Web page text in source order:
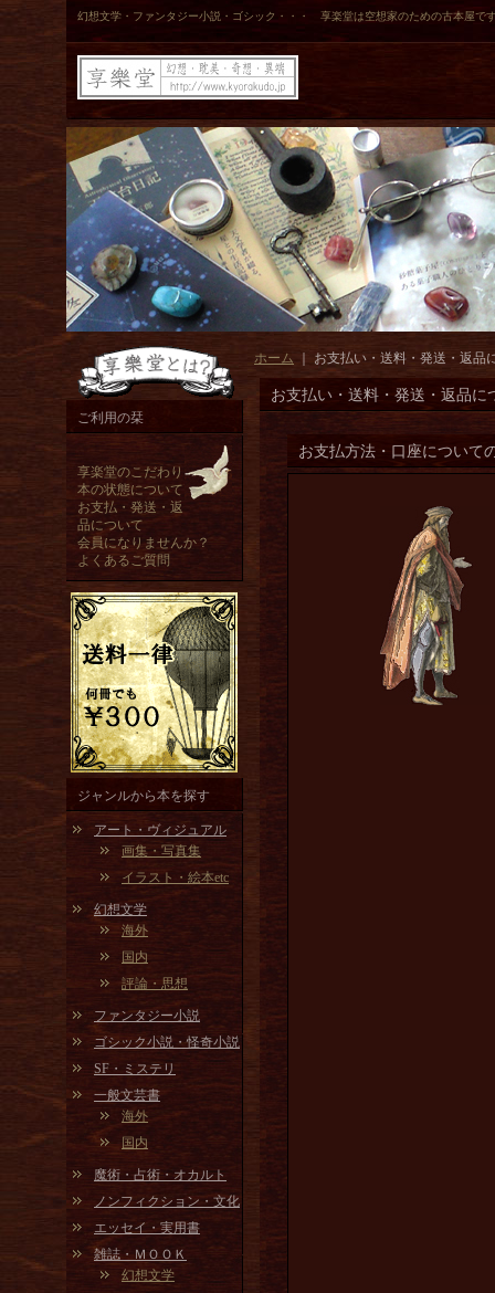
幻想文学・ファンタジー小説・ゴシック・・・ 享楽堂は空想家のための古本屋で
ご利用の栞
享楽堂のこだわり
本の状態について
お支払・発送・返
品について
会員になりませんか？
よくあるご質問
ジャンルから本を探す
アート・ヴィジュアル
画集・写真集
イラスト・絵本etc
幻想文学
海外
国内
評論・思想
ファンタジー小説
ゴシック小説・怪奇小説
SF・ミステリ
一般文芸書
海外
国内
魔術・占術・オカルト
ノンフィクション・文化
エッセイ・実用書
雑誌・ＭＯＯＫ
幻想文学
ホーム お支払い・送料・発送・返品
お支払い・送料・発送・返品に
お支払方法・口座について